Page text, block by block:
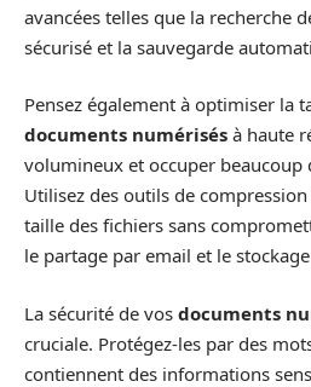
avancées telles que la recherche
sécurisé et la sauvegarde
Pensez également à optimiser la
documents numérisés à haute
volumineux et occuper beaucoup
Utilisez des outils de
taille des fichiers sans
le partage par email et le
La sécurité de vos documents
cruciale. Protégez-les par des
contiennent des informations